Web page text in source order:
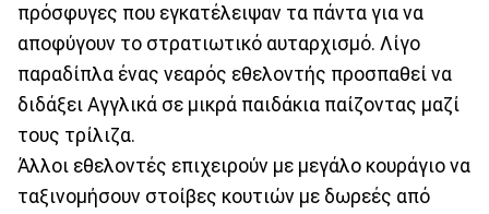
πρόσφυγες που εγκατέλειψαν τα πάντα για να
αποφύγουν το στρατιωτικό αυταρχισμό. Λίγο
παραδίπλα ένας νεαρός εθελοντής προσπαθεί να
διδάξει Αγγλικά σε μικρά παιδάκια παίζοντας μαζί
τους τρίλιζα.
Άλλοι εθελοντές επιχειρούν με μεγάλο κουράγιο να
ταξινομήσουν στοίβες κουτιών με δωρεές από